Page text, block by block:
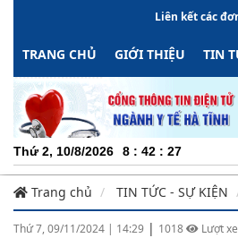
Liên kết các
TRANG CHỦ GIỚI THIỆU TIN
Thứ 2, 10/8/2026 8 : 42 : 29
Trang chủ TIN TỨC - SỰ KIỆN
Thứ 7, 09/11/2024 | 14:29 | 1018
Lượt